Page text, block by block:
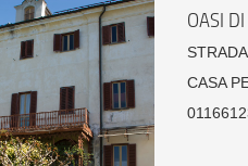
OASI
CASA